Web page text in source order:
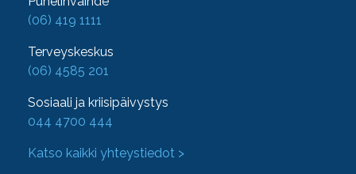
(06) 419 1111
Terveyskeskus
(06) 4585 201
Sosiaali ja kriisipäivystys
044 4700 444
Katso kaikki yhteystiedot >